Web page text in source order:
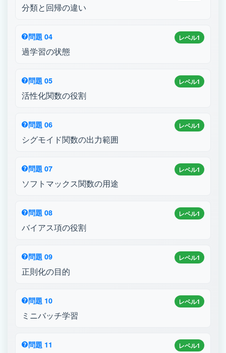
分類と回帰の違い
レベル1
問題 04
過学習の状態
レベル1
問題 05
活性化関数の役割
レベル1
問題 06
シグモイド関数の出力範囲
レベル1
問題 07
ソフトマックス関数の用途
レベル1
問題 08
バイアス項の役割
レベル1
問題 09
正則化の目的
レベル1
問題 10
ミニバッチ学習
レベル1
問題 11